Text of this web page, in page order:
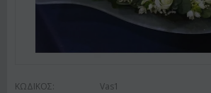
ΚΩΔΙΚΟΣ: Vas1